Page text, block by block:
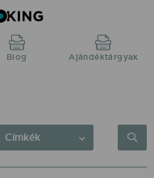
Blog Ajándéktárgyak
Címkék